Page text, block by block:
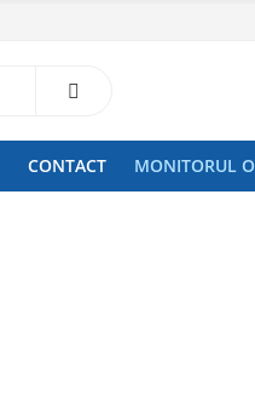
CONTACT MONITORUL